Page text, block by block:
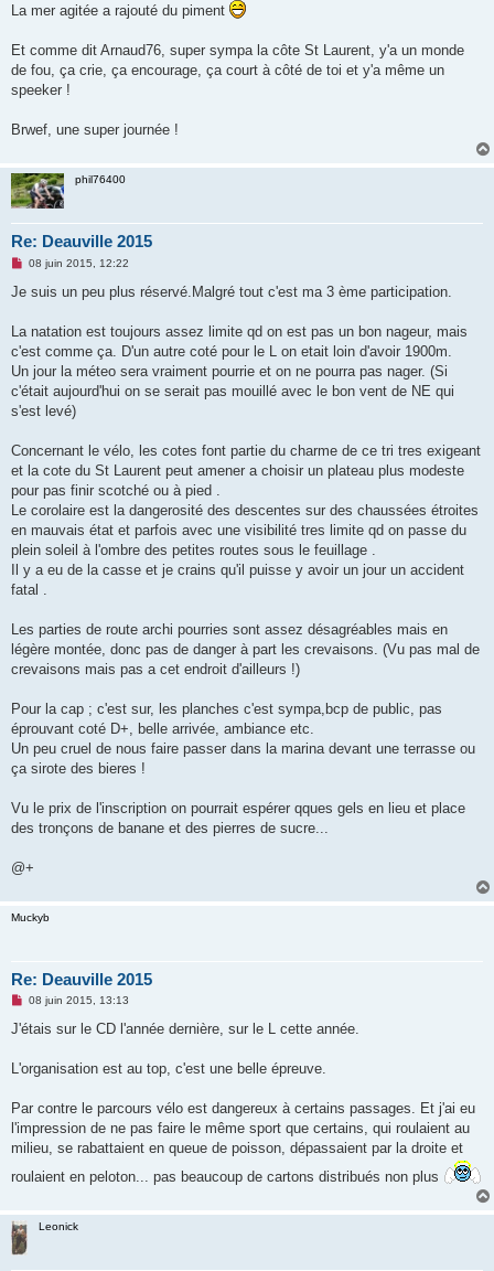
a
n
o
n
l
La mer agitée a rajouté du piment
Et comme dit Arnaud76, super sympa la côte St Laurent, y'a un monde
de fou, ça crie, ça encourage, ça court à côté de toi et y'a même un
speeker !
Brwef, une super journée !
phil76400
Re: Deauville 2015
M
s
g
n
o
l
u
08 juin 2015, 12:22
Je suis un peu plus réservé.Malgré tout c'est ma 3 ème participation.
La natation est toujours assez limite qd on est pas un bon nageur, mais
c'est comme ça. D'un autre coté pour le L on etait loin d'avoir 1900m.
Un jour la méteo sera vraiment pourrie et on ne pourra pas nager. (Si
c'était aujourd'hui on se serait pas mouillé avec le bon vent de NE qui
s'est levé)
Concernant le vélo, les cotes font partie du charme de ce tri tres exigeant
et la cote du St Laurent peut amener a choisir un plateau plus modeste
pour pas finir scotché ou à pied .
Le corolaire est la dangerosité des descentes sur des chaussées étroites
en mauvais état et parfois avec une visibilité tres limite qd on passe du
plein soleil à l'ombre des petites routes sous le feuillage .
Il y a eu de la casse et je crains qu'il puisse y avoir un jour un accident
fatal .
Les parties de route archi pourries sont assez désagréables mais en
légère montée, donc pas de danger à part les crevaisons. (Vu pas mal de
crevaisons mais pas a cet endroit d'ailleurs !)
Pour la cap ; c'est sur, les planches c'est sympa,bcp de public, pas
éprouvant coté D+, belle arrivée, ambiance etc.
Un peu cruel de nous faire passer dans la marina devant une terrasse ou
ça sirote des bieres !
Vu le prix de l'inscription on pourrait espérer qques gels en lieu et place
des tronçons de banane et des pierres de sucre...
@+
Muckyb
Re: Deauville 2015
M
s
g
o
l
u
08 juin 2015, 13:13
J'étais sur le CD l'année dernière, sur le L cette année.
L'organisation est au top, c'est une belle épreuve.
Par contre le parcours vélo est dangereux à certains passages. Et j'ai eu
l'impression de ne pas faire le même sport que certains, qui roulaient au
milieu, se rabattaient en queue de poisson, dépassaient par la droite et
roulaient en peloton... pas beaucoup de cartons distribués non plus
Leonick